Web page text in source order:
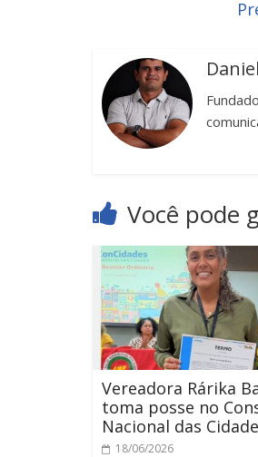
Você pode
Vereadora Rárika
toma posse no
Nacional das
18/06/2026